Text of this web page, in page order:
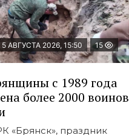
5 АВГУСТА 2026, 15:50 15
с 1989 года
более 2000 воинов
«Брянск», праздник